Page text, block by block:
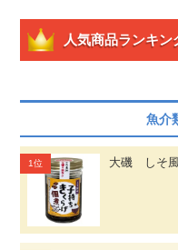
人気商品ランキン
魚介
大磯 しそ